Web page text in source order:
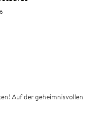
Auf der geheimnisvollen